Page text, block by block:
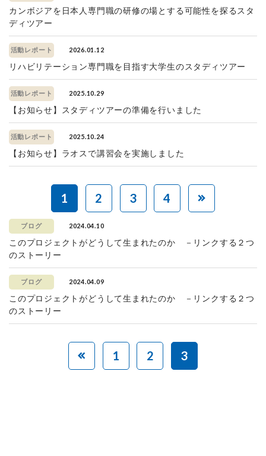
カンボジアを日本人専門職の研修の場とする可能性を探るスタ
ディツアー
活動レポート 2026.01.12
リハビリテーション専門職を目指す大学生のスタディツアー
活動レポート 2025.10.29
【お知らせ】スタディツアーの準備を行いました
活動レポート 2025.10.24
【お知らせ】ラオスで講習会を実施しました
1 2 3 4
ブログ 2024.04.10
このプロジェクトがどうして生まれたのか －リンクする２つ
のストーリー
ブログ 2024.04.09
このプロジェクトがどうして生まれたのか －リンクする２つ
のストーリー
1 2 3